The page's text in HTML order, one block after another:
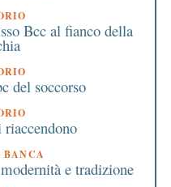
Bcc al fianco della
del soccorso
BANCA
e tradizione